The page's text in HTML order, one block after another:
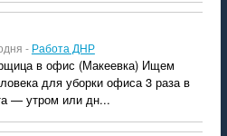
- Работа ДНР
в офис (Макеевка) Ищем
для уборки офиса 3 раза в
— утром или дн...